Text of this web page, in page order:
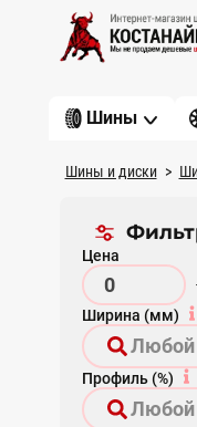
Шины
Шины и диски
Цена
Ширина (мм)
Профиль (%)